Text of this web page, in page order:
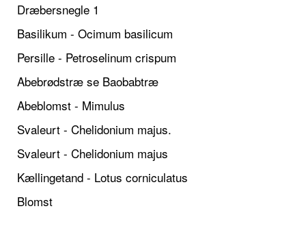
Dræbersnegle 1
Basilikum - Ocimum basilicum
Persille - Petroselinum crispum
Abebrødstræ se Baobabtræ
Abeblomst - Mimulus
Svaleurt - Chelidonium majus.
Svaleurt - Chelidonium majus
Kællingetand - Lotus corniculatus
Blomst